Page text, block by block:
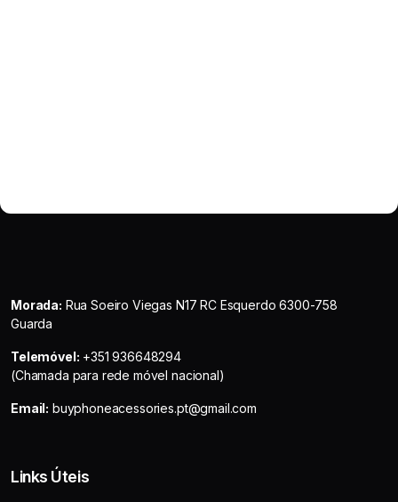
Morada: Rua Soeiro Viegas N17 RC Esquerdo 6300-758
Guarda
Telemóvel: +351 936648294
(Chamada para rede móvel nacional)
Email: buyphoneacessories.pt@gmail.com
Links Úteis